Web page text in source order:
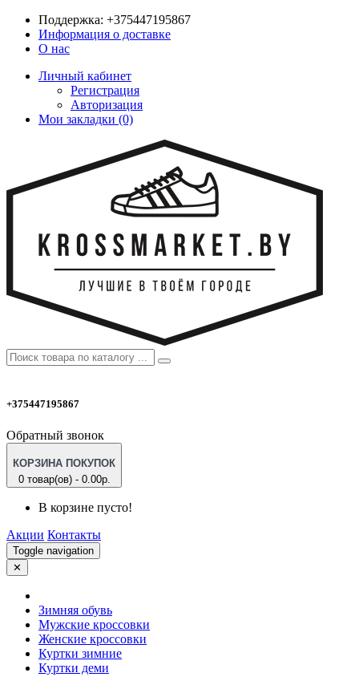
Поддержка: +375447195867
Информация о доставке
О нас
Личный кабинет
Регистрация
Авторизация
Мои закладки (0)
+375447195867
Обратный звонок
КОРЗИНА ПОКУПОК
0 товар(ов) - 0.00р.
В корзине пусто!
Акции Контакты
Toggle navigation
✕
Зимняя обувь
Мужские кроссовки
Женские кроссовки
Куртки зимние
Куртки деми